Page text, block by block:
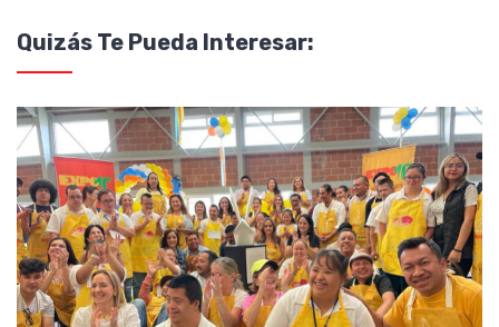
Quizás Te Pueda Interesar: